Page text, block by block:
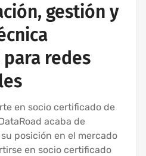
gestión y
redes
en socio certificado de
acaba de
posición en el mercado
en socio certificado